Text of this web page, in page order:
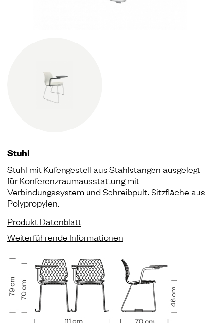
Stuhl
Stuhl mit Kufengestell aus Stahlstangen ausgelegt
für Konferenzraumausstattung mit
Verbindungssystem und Schreibpult. Sitzﬂäche aus
Polypropylen.
Produkt Datenblatt
Weiterführende Informationen